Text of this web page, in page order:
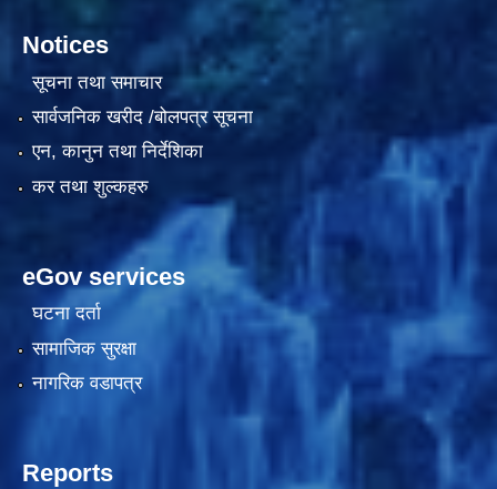
Notices
सूचना तथा समाचार
सार्वजनिक खरीद /बोलपत्र सूचना
एन, कानुन तथा निर्देशिका
कर तथा शुल्कहरु
eGov services
घटना दर्ता
सामाजिक सुरक्षा
नागरिक वडापत्र
Reports